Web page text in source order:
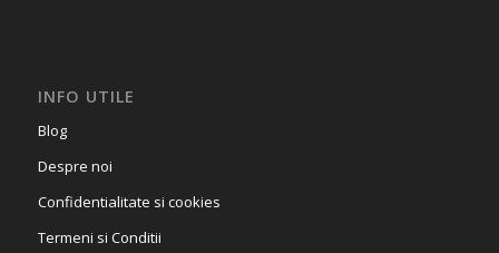
INFO UTILE
Blog
Despre noi
Confidentialitate si cookies
Termeni si Conditii